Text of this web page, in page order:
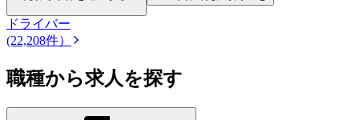
ドライバー
(22,208件）
職種から求人を探す